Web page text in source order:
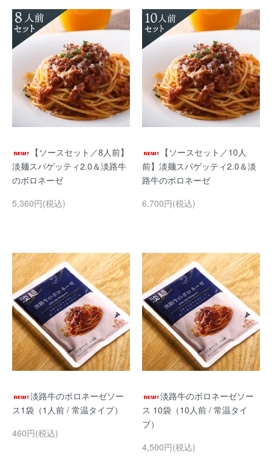
【ソースセット／8人前】
淡麺スパゲッティ2.0＆淡路牛
のボロネーゼ
5,360円(税込)
【ソースセット／10人
前】淡麺スパゲッティ2.0＆淡
路牛のボロネーゼ
6,700円(税込)
淡路牛のボロネーゼソー
ス1袋（1人前 / 常温タイプ）
460円(税込)
淡路牛のボロネーゼソー
ス 10袋（10人前 / 常温タイ
プ）
4,500円(税込)